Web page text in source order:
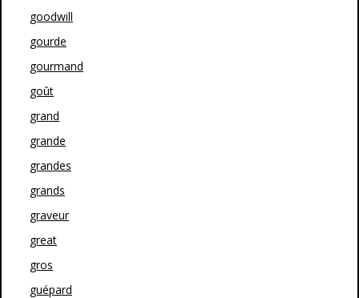
goodwill
gourde
gourmand
goût
grand
grande
grandes
grands
graveur
great
gros
guépard